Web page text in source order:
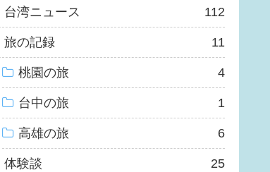
台湾ニュース 112
旅の記録 11
桃園の旅 4
台中の旅 1
高雄の旅 6
体験談 25